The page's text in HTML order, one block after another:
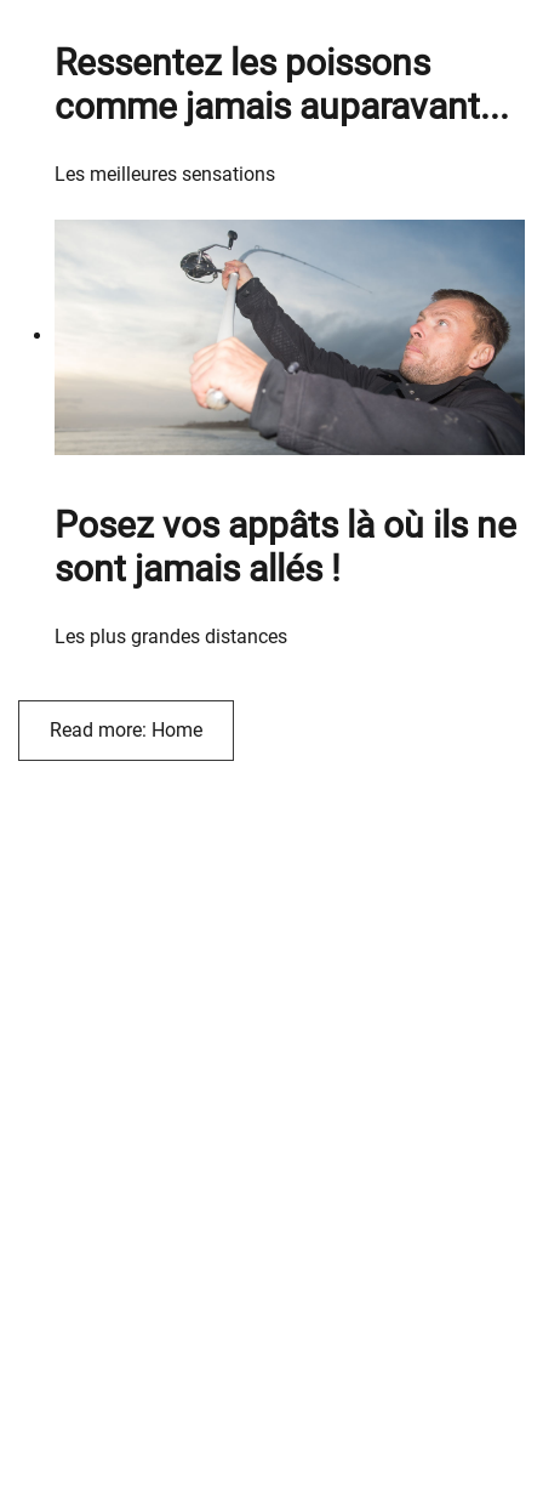
Ressentez les poissons
comme jamais auparavant...
Les meilleures sensations
Posez vos appâts là où ils ne
sont jamais allés !
Les plus grandes distances
Read more: Home